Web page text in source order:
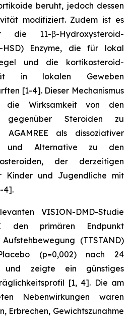
beruht, jedoch dessen
modifiziert. Zudem ist es
11-β-Hydroxysteroid-
HSD) Enzyme, die für lokal
und die kortikosteroid-
in lokalen Geweben
[1-4]. Dieser Mechanismus
die Wirksamkeit von den
gegenüber Steroiden zu
AGAMREE als dissoziativer
und Alternative zu den
der derzeitigen
Kinder und Jugendliche mit
4].
VISION-DMD-Studie
den primären Endpunkt
(TTSTAND)
(p=0,002) nach 24
und zeigte ein günstiges
[1, 4]. Die am
Nebenwirkungen waren
Erbrechen, Gewichtszunahme